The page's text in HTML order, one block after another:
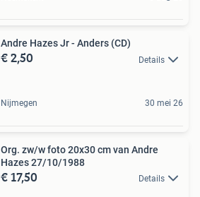
Andre Hazes Jr - Anders (CD)
€ 2,50 Details
Nijmegen 30 mei 26
Org. zw/w foto 20x30 cm van Andre
Hazes 27/10/1988
€ 17,50 Details